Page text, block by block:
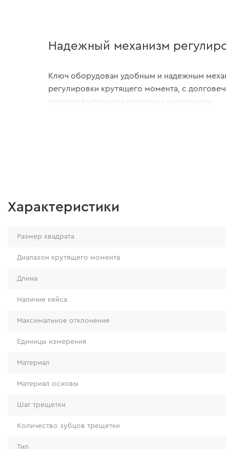
Надежный механизм
Ключ оборудован удобным и надежным
регулировки крутящего момента, с
Характеристики
Размер квадрата
Диапазон крутящего момента
Длина
Наличие кейса
Максимальное отклонение
Единицы измерения
Материал
Материал основы
Шаг трещетки
Количество зубцов трещетки
Тип